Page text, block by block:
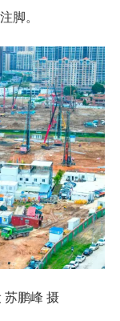
脚。
苏鹏峰 摄